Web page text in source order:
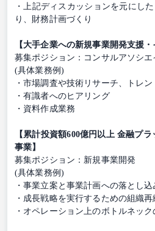
・上記ディスカッションを元にし
り、財務計画づくり
【大手企業への新規事業開発支援
募集ポジション：コンサルアソシエ
(具体業務例)
・市場調査や技術リサーチ、トレ
・有識者へのヒアリング
・資料作成業務
【累計投資額600億円以上 金融プ
事業】
募集ポジション：新規事業開発
(具体業務例)
・事業立案と事業計画への落とし込
・成長戦略を実行するための組織
・オペレーション上のボトルネッ